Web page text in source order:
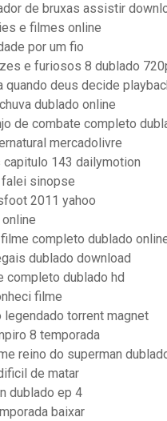
de bruxas assistir
e filmes online
por um fio
e furiosos 8 dublado
quando deus decide
dublado online
de combate completo
mercadolivre
capitulo 143 dailymotion
falei sinopse
2011 yahoo
completo dublado
dublado download
completo dublado hd
filme
legendado torrent magnet
8 temporada
reino do superman
de matar
dublado ep 4
baixar